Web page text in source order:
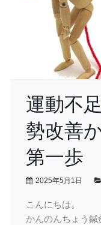
運動不
勢改善
第一歩
2025年5月1日
こんにちは。
かんのんちょう鍼